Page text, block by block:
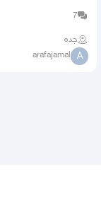
7
جده
A
arafajamal